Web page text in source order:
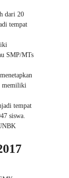
dari 20
tempat
SMP/MTs
memiliki
tempat
siswa.